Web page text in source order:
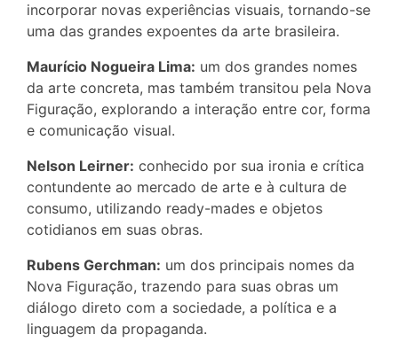
incorporar novas experiências visuais, tornando-se
uma das grandes expoentes da arte brasileira.
Maurício Nogueira Lima: um dos grandes nomes
da arte concreta, mas também transitou pela Nova
Figuração, explorando a interação entre cor, forma
e comunicação visual.
Nelson Leirner: conhecido por sua ironia e crítica
contundente ao mercado de arte e à cultura de
consumo, utilizando ready-mades e objetos
cotidianos em suas obras.
Rubens Gerchman: um dos principais nomes da
Nova Figuração, trazendo para suas obras um
diálogo direto com a sociedade, a política e a
linguagem da propaganda.